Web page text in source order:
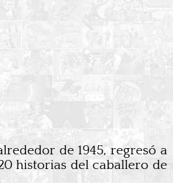
de 1945, regresó a
historias del caballero de